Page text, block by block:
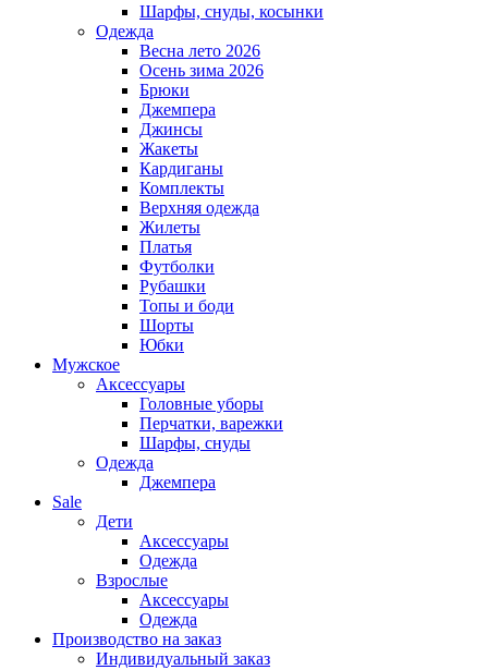
Шарфы, снуды, косынки
Одежда
Весна лето 2026
Осень зима 2026
Брюки
Джемпера
Джинсы
Жакеты
Кардиганы
Комплекты
Верхняя одежда
Жилеты
Платья
Футболки
Рубашки
Топы и боди
Шорты
Юбки
Мужское
Аксессуары
Головные уборы
Перчатки, варежки
Шарфы, снуды
Одежда
Джемпера
Sale
Дети
Аксессуары
Одежда
Взрослые
Аксессуары
Одежда
Производство на заказ
Индивидуальный заказ